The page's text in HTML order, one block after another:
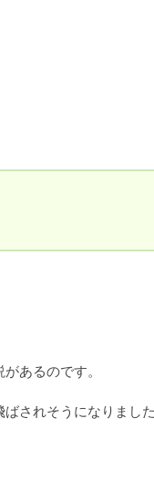
あるのです。
されそうになりました